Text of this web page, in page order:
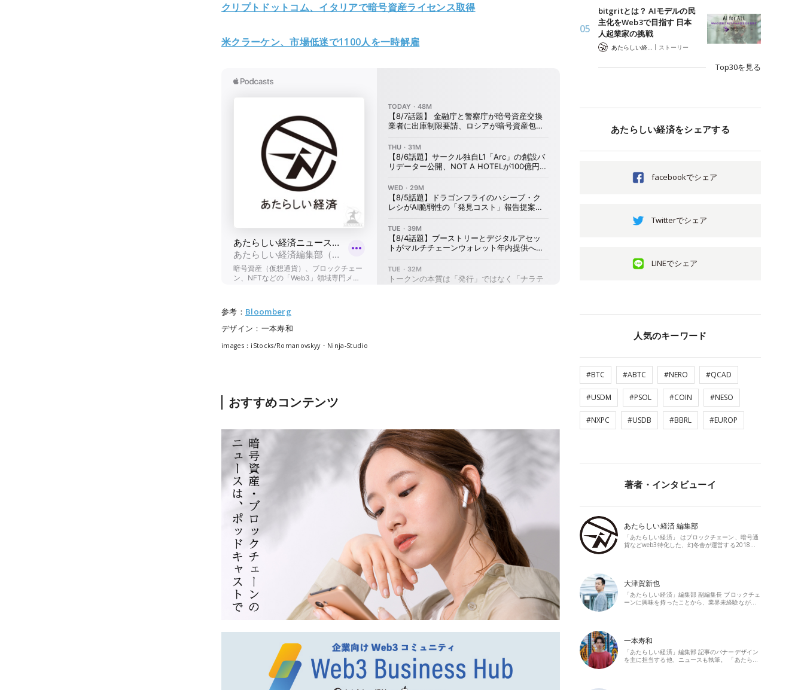
クリプトドットコム、イタリアで暗号資産ライセンス取得
米クラーケン、市場低迷で1100人を一時解雇
参考： Bloomberg
デザイン：一本寿和
images：iStocks/Romanovskyy・Ninja-Studio
おすすめコンテンツ
bitgritとは？ AIモデルの民
主化をWeb3で目指す 日本
人起業家の挑戦
| ストーリー
Top30を見る
あたらしい経済をシェアする
facebookでシェア
Twitterでシェア
LINEでシェア
人気のキーワード
#BTC #ABTC #NERO #QCAD
#USDM #PSOL #COIN #NESO
#NXPC #USDB #BBRL #EUROP
著者・インタビューイ
あたらしい経済 編集部
「あたらしい経済」 はブロックチェーン、暗号通
貨などweb3特化した、幻冬舎が運営する2018…
大津賀新也
「あたらしい経済」編集部 副編集長 ブロックチェ
ーンに興味を持ったことから、業界未経験なが…
一本寿和
「あたらしい経済」編集部 記事のバナーデザイン
を主に担当する他、ニュースも執筆。 「あたら…